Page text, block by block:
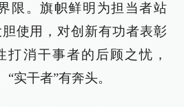
限。旗帜鲜明为担当者站
使用，对创新有功者表彰
打消干事者的后顾之忧，
实干者”有奔头。